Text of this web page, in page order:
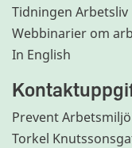
Tidningen Arbetsliv
Webbinarier om
In English
Prevent Arbetsmiljö
Torkel